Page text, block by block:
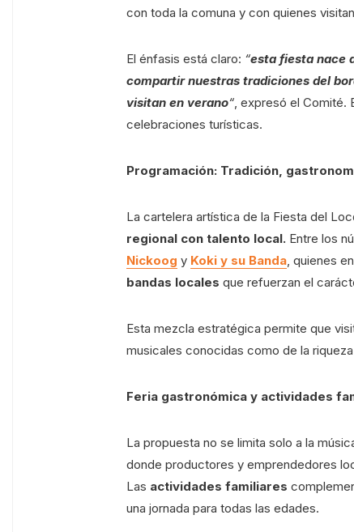
con toda la comuna y con quienes
El énfasis está claro: “esta fiesta nace
compartir nuestras tradiciones del
visitan en verano“, expresó el Comité.
celebraciones turísticas.
Programación: Tradición,
La cartelera artística de la Fiesta del
regional con talento local. Entre los
Nickoog y Koki y su Banda, quienes
bandas locales que refuerzan el
Esta mezcla estratégica permite que
musicales conocidas como de la
Feria gastronómica y actividades
La propuesta no se limita solo a la
donde productores y emprendedores
Las actividades familiares
una jornada para todas las edades.